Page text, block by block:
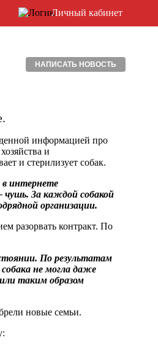
Личный кабинет
НАПИСАТЬ НОВОСТЬ
информацией про
и
и стерилизует собак.
в интернете
За каждой собакой
организации.
разорвать контракт. По
По результатам
не могла даже
таким образом
новые семьи.